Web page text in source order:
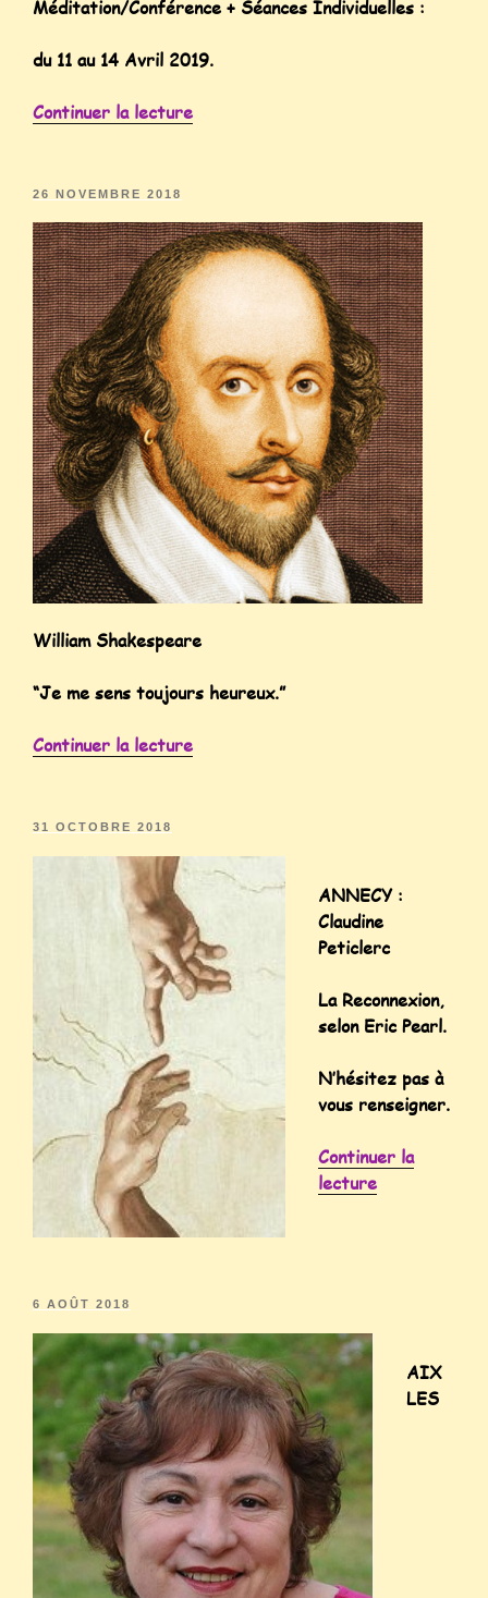
Méditation/Conférence + Séances Individuelles :
du 11 au 14 Avril 2019.
Continuer la lecture
26 NOVEMBRE 2018
William Shakespeare
“Je me sens toujours heureux.”
Continuer la lecture
31 OCTOBRE 2018
ANNECY :
Claudine
Peticlerc
La Reconnexion,
selon Eric Pearl.
N’hésitez pas à
vous renseigner.
Continuer la
lecture
6 AOÛT 2018
AIX
LES